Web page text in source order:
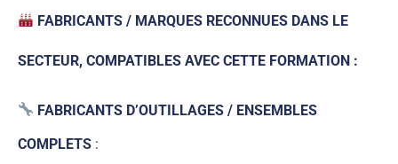
FABRICANTS / MARQUES RECONNUES DANS LE
SECTEUR, COMPATIBLES AVEC CETTE FORMATION :
FABRICANTS D’OUTILLAGES / ENSEMBLES
COMPLETS :